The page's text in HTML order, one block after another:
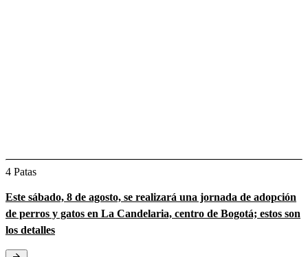
4 Patas
Este sábado, 8 de agosto, se realizará una jornada de adopción
de perros y gatos en La Candelaria, centro de Bogotá; estos son
los detalles